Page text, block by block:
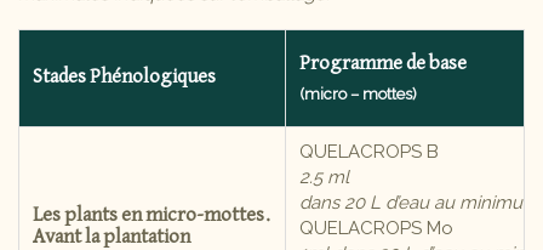
Stades Phénologiques
Programme de base
(micro – mottes)
Les plants en micro-mottes.
Avant la plantation
QUELACROPS B
2.5 ml
dans 20 L d’eau au minimum
QUELACROPS Mo